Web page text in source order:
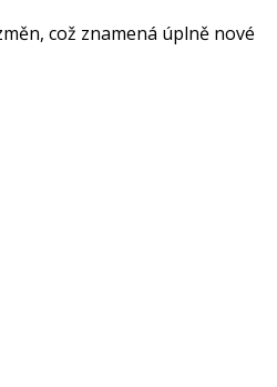
což znamená úplně nové